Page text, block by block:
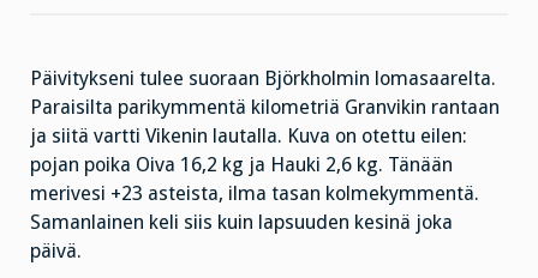
Päivitykseni tulee suoraan Björkholmin lomasaarelta.
Paraisilta parikymmentä kilometriä Granvikin rantaan
ja siitä vartti Vikenin lautalla. Kuva on otettu eilen:
pojan poika Oiva 16,2 kg ja Hauki 2,6 kg. Tänään
merivesi +23 asteista, ilma tasan kolmekymmentä.
Samanlainen keli siis kuin lapsuuden kesinä joka
päivä.